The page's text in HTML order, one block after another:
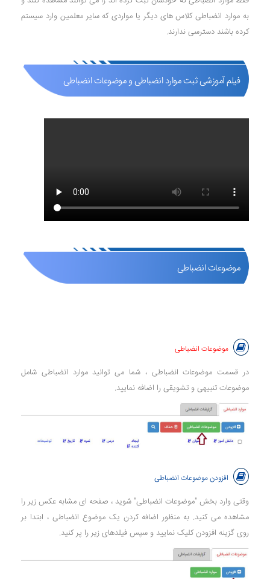
به موارد انضباطی کلاس های دیگر یا مواردی که سایر معلمین وارد سیستم
کرده باشند دسترسی ندارند.
فیلم آموزشی ثبت موارد انضباطی و موضوعات انضباطی
موضوعات انضباطی
موضوعات انضباطی
در قسمت موضوعات انضباطی ، شما می توانید موارد انضباطی شامل
موضوعات تنبیهی و تشویقی را اضافه نمایید.
افزودن موضوعات انضباطی
وقتی وارد بخش "موضوعات انضباطی" شوید ، صفحه ای مشابه عکس زیر را
مشاهده می کنید. به منظور اضافه کردن یک موضوع انضباطی ، ابتدا بر
روی گزینه افزودن کلیک نمایید و سپس فیلدهای زیر را پر کنید.